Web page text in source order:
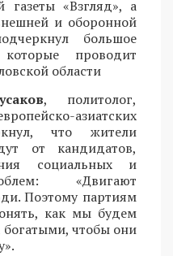
газеты «Взгляд», а
и оборонной
большое
проводит
области
, политолог,
азиатских
что жители
от кандидатов,
социальных и
«Двигают
Поэтому партиям
как мы будем
богатыми, чтобы они